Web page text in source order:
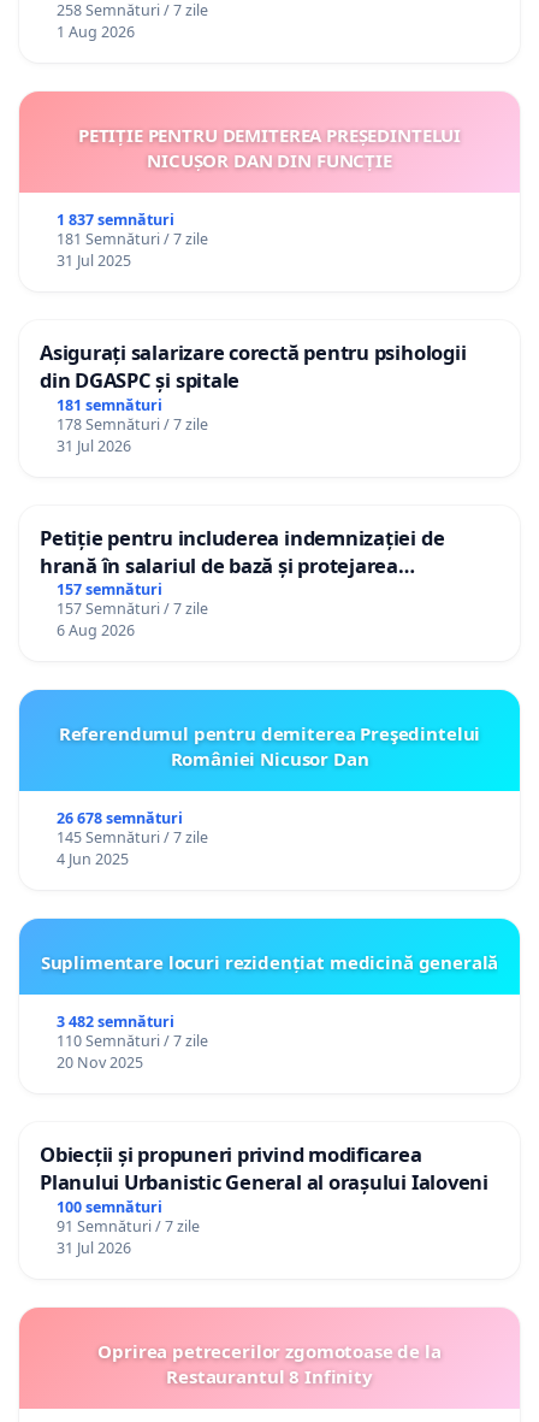
258 Semnături / 7 zile
1 Aug 2026
PETIȚIE PENTRU DEMITEREA PREȘEDINTELUI
NICUȘOR DAN DIN FUNCȚIE
1 837 semnături
181 Semnături / 7 zile
31 Jul 2025
Asigurați salarizare corectă pentru psihologii
din DGASPC și spitale
181 semnături
178 Semnături / 7 zile
31 Jul 2026
Petiție pentru includerea indemnizației de
hrană în salariul de bază și protejarea
gradațiilor de vechime pentru asistenții
personali
157 semnături
157 Semnături / 7 zile
6 Aug 2026
Referendumul pentru demiterea Preşedintelui
României Nicusor Dan
26 678 semnături
145 Semnături / 7 zile
4 Jun 2025
Suplimentare locuri rezidențiat medicină generală
3 482 semnături
110 Semnături / 7 zile
20 Nov 2025
Obiecții și propuneri privind modificarea
Planului Urbanistic General al orașului Ialoveni
100 semnături
91 Semnături / 7 zile
31 Jul 2026
Oprirea petrecerilor zgomotoase de la
Restaurantul 8 Infinity